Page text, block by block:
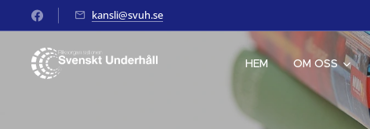
kansli@svuh.se
HEM OM OSS